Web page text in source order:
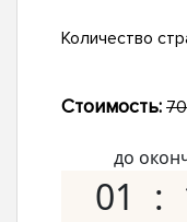
Количество
Стоимость:
до
01